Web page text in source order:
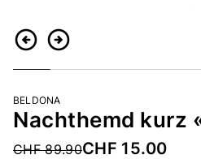
ZurückWeiter
BELDONA
Nachthemd kurz
Price reduced from
CHF 89.90CHF 15.00